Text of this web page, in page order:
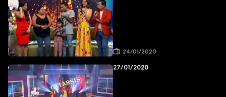
24/01/2020
27/01/2020